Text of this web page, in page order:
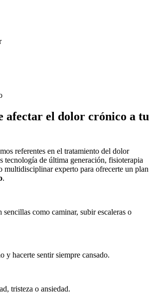
afectar el dolor crónico a tu
referentes en el tratamiento del dolor
tecnología de última generación, fisioterapia
multidisciplinar experto para ofrecerte un plan
.
como caminar, subir escaleras o
y hacerte sentir siempre cansado.
tristeza o ansiedad.